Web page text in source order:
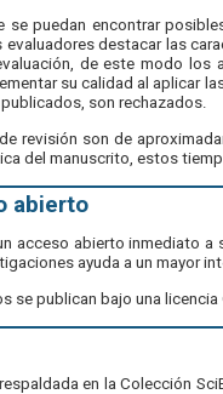
se puedan encontrar
destacar las
de este modo
su calidad al aplicar
son rechazados.
revisión son de
del manuscrito, estos
abierto
acceso abierto inmediato
ayuda a un mayor
se publican bajo una licencia
en la Colección